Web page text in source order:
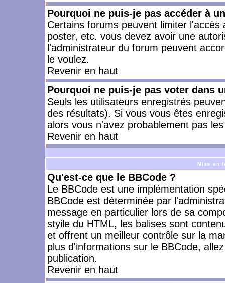
Pourquoi ne puis-je pas accéder à
Certains forums peuvent limiter
poster, etc. vous devez avoir une
l'administrateur du forum peuvent
le voulez.
Revenir en haut
Pourquoi ne puis-je pas voter dans
Seuls les utilisateurs enregistrés
des résultats). Si vous vous êtes
alors vous n'avez probablement pas
Revenir en haut
Mise en
Qu'est-ce que le BBCode ?
Le BBCode est une implémentation
BBCode est déterminée par
message en particulier lors de sa
styile du HTML, les balises sont
et offrent un meilleur contrôle sur la
plus d'informations sur le BBCode,
publication.
Revenir en haut